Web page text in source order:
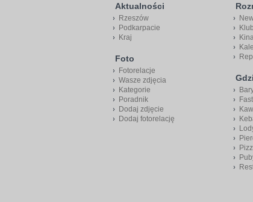
Aktualności
Rzeszów
Podkarpacie
Kraj
Foto
Fotorelacje
Wasze zdjęcia
Kategorie
Poradnik
Dodaj zdjęcie
Dodaj fotorelację
Kina